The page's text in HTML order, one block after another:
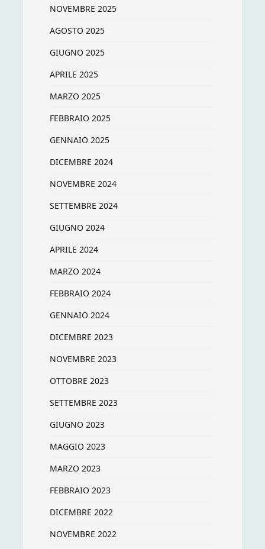
NOVEMBRE 2025
AGOSTO 2025
GIUGNO 2025
APRILE 2025
MARZO 2025
FEBBRAIO 2025
GENNAIO 2025
DICEMBRE 2024
NOVEMBRE 2024
SETTEMBRE 2024
GIUGNO 2024
APRILE 2024
MARZO 2024
FEBBRAIO 2024
GENNAIO 2024
DICEMBRE 2023
NOVEMBRE 2023
OTTOBRE 2023
SETTEMBRE 2023
GIUGNO 2023
MAGGIO 2023
MARZO 2023
FEBBRAIO 2023
DICEMBRE 2022
NOVEMBRE 2022